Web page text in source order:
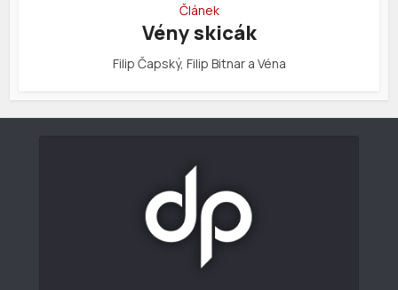
Článek
Vény skicák
Filip Čapský, Filip Bitnar a Véna